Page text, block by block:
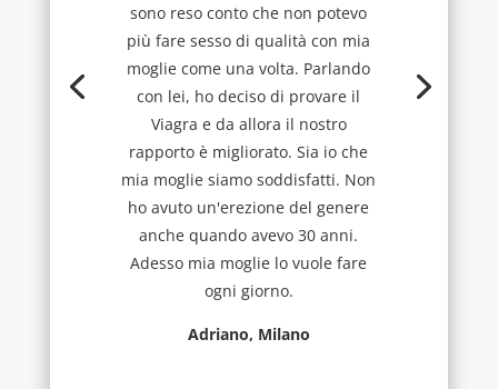
sono reso conto che non potevo
più fare sesso di qualità con mia
moglie come una volta. Parlando
con lei, ho deciso di provare il
Viagra e da allora il nostro
rapporto è migliorato. Sia io che
mia moglie siamo soddisfatti. Non
ho avuto un'erezione del genere
anche quando avevo 30 anni.
Adesso mia moglie lo vuole fare
ogni giorno.
Adriano, Milano